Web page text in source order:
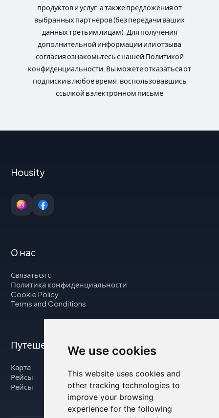
We use cookies
This website uses cookies and
other tracking technologies to
improve your browsing
experience for the following
продуктов и услуг, а также предложения от
выбранных партнеров (без передачи ваших
данных третьим лицам). Для получения
дополнительной информации или отзыва
согласия ознакомьтесь с нашей Политикой
конфиденциальности. Вы можете отказаться от
подписки в любое время, воспользовавшись
ссылкой в электронном письме
Housity
О нас
Связаться с
Политика конфиденциальности
Cookie Policy
Terms and Conditions
Путешествуйте с нами
Карта
Рейсы
Рейсы